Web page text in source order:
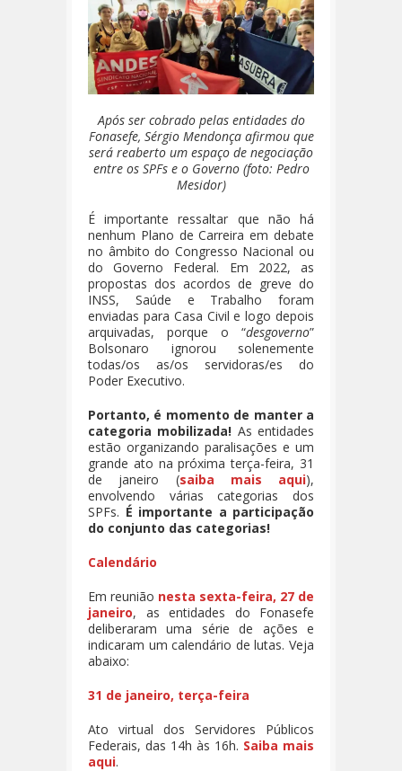
Após ser cobrado pelas entidades do
Fonasefe, Sérgio Mendonça afirmou que
será reaberto um espaço de negociação
entre os SPFs e o Governo (foto: Pedro
Mesidor)
É importante ressaltar que não há
nenhum Plano de Carreira em debate
no âmbito do Congresso Nacional ou
do Governo Federal. Em 2022, as
propostas dos acordos de greve do
INSS, Saúde e Trabalho foram
enviadas para Casa Civil e logo depois
arquivadas, porque o “desgoverno”
Bolsonaro ignorou solenemente
todas/os as/os servidoras/es do
Poder Executivo.
Portanto, é momento de manter a
categoria mobilizada! As entidades
estão organizando paralisações e um
grande ato na próxima terça-feira, 31
de janeiro (saiba mais aqui),
envolvendo várias categorias dos
SPFs. É importante a participação
do conjunto das categorias!
Calendário
Em reunião nesta sexta-feira, 27 de
janeiro, as entidades do Fonasefe
deliberaram uma série de ações e
indicaram um calendário de lutas. Veja
abaixo:
31 de janeiro, terça-feira
Ato virtual dos Servidores Públicos
Federais, das 14h às 16h. Saiba mais
aqui.